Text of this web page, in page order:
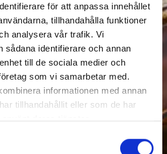
för att anpassa innehållet
tillhandahålla funktioner
analysera vår trafik. Vi
sådana identifierare och annan
till de sociala medier och
som vi samarbetar med.
informationen med annan
tillhandahållit eller som de har
deras tjänster.